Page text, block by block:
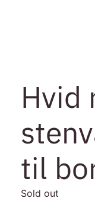
Hvid
til
Sold out